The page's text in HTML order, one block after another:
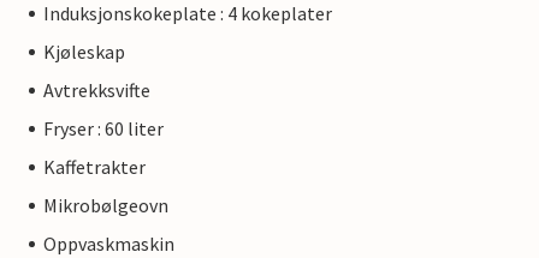
Induksjonskokeplate : 4 kokeplater
Kjøleskap
Avtrekksvifte
Fryser : 60 liter
Kaffetrakter
Mikrobølgeovn
Oppvaskmaskin